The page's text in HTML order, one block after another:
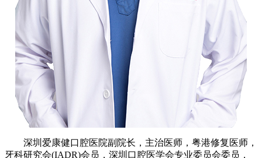
深圳爱康健口腔医院副院长，主治医师，粤港修复医师，
牙科研究会(IADR)会员，深圳口腔医学会专业委员会委员，